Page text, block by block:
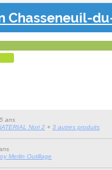
Chasseneuil-
ans
Nori 2 + 3 autres produits
Merlin Outillage